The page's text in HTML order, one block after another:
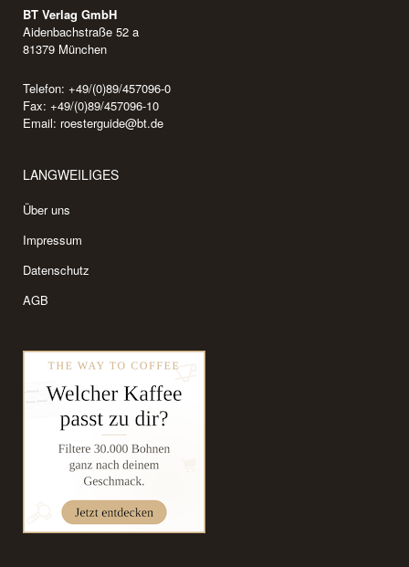
BT Verlag GmbH
Aidenbachstraße 52 a
81379 München
Telefon: +49/(0)89/457096-0
Fax: +49/(0)89/457096-10
Email: roesterguide@bt.de
LANGWEILIGES
Über uns
Impressum
Datenschutz
AGB